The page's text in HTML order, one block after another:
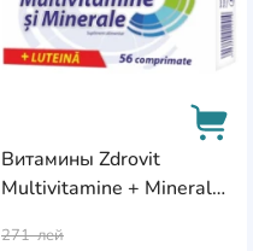
Витамины Zdrovit
Multivitamine + Minerale
271лей